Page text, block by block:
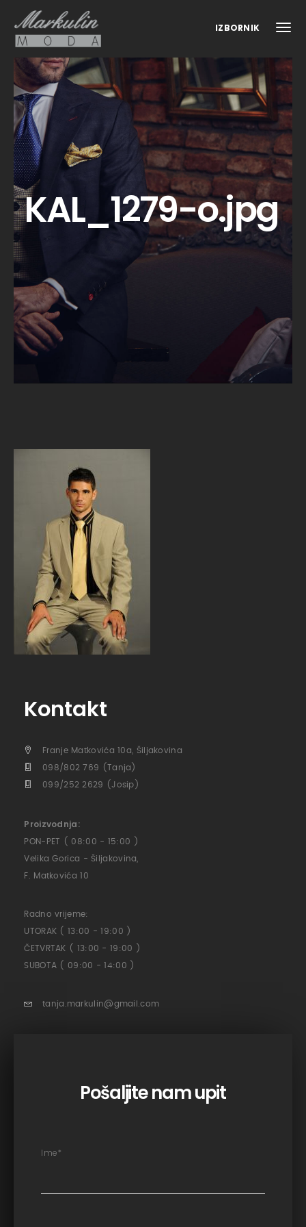
IZBORNIK
KAL_1279-o.jpg
Kontakt
Franje Matkovića 10a, Šiljakovina
098/802 769 (Tanja)
099/252 2629 (Josip)
Proizvodnja:
PON-PET ( 08:00 - 15:00 )
Velika Gorica - Šiljakovina,
F. Matkovića 10
Radno vrijeme:
UTORAK ( 13:00 - 19:00 )
ČETVRTAK ( 13:00 - 19:00 )
SUBOTA ( 09:00 - 14:00 )
tanja.markulin@gmail.com
Pošaljite nam upit
Ime*